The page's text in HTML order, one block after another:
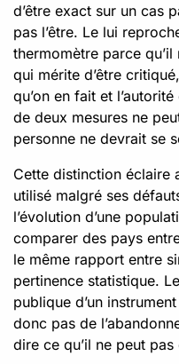
d’être exact sur un cas
pas l’être. Le lui
thermomètre parce
qui mérite d’être
qu’on en fait et
de deux mesures ne
personne ne devrait se
Cette distinction éclaire
utilisé malgré ses
l’évolution d’une
comparer des pays
le même rapport entre
pertinence statistique.
publique d’un
donc pas de
dire ce qu’il ne peut pas